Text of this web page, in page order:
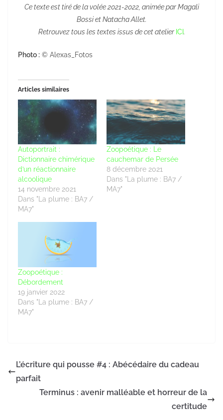
Ce texte est tiré de la volée 2021-2022, animée par Magali
Bossi et Natacha Allet.
Retrouvez tous les textes issus de cet atelier ICI .
Photo : © Alexas_Fotos
Articles similaires
Autoportrait :
Dictionnaire chimérique
d’un réactionnaire
alcoolique
14 novembre 2021
Dans "La plume : BA7 /
MA7"
Zoopoétique : Le
cauchemar de Persée
8 décembre 2021
Dans "La plume : BA7 /
MA7"
Zoopoétique :
Débordement
19 janvier 2022
Dans "La plume : BA7 /
MA7"
L’écriture qui pousse #4 : Abécédaire du cadeau
parfait
Terminus : avenir malléable et horreur de la
certitude